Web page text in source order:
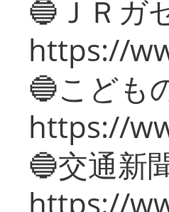
🔵ＪＲガ
https://
🔵こども
https://
🔵交通新
https://